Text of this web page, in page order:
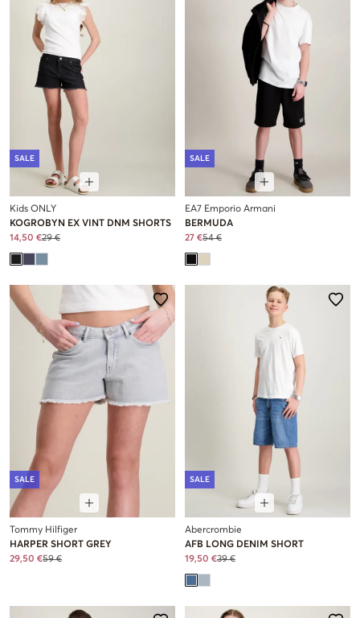
SALE
Kids ONLY
KOGROBYN EX VINT DNM SHORTS
14,50 €29 €
SALE
EA7 Emporio Armani
BERMUDA
27 €54 €
SALE
Tommy Hilfiger
HARPER SHORT GREY
29,50 €59 €
SALE
Abercrombie
AFB LONG DENIM SHORT
19,50 €39 €